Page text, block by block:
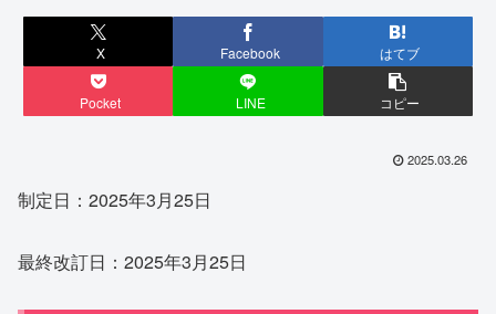
X Facebook はてブ
Pocket LINE コピー
2025.03.26
制定日：2025年3月25日
最終改訂日：2025年3月25日